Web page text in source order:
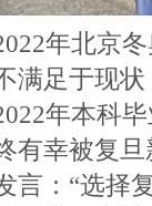
年北京
满足于现
年本科
有幸被复
言：“选择